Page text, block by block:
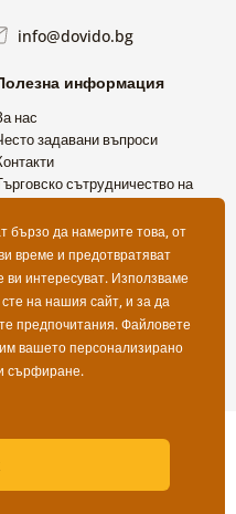
info@dovido.bg
информация
нас
задавани въпроси
сътрудничество на
Dovido.bg.
магазинът е създаден от
бързо да намерите това, от
време и предотвратяват
ви интересуват. Използваме
на нашия сайт, и за да
предпочитания. Файловете
вашето персонализирано
сърфиране.